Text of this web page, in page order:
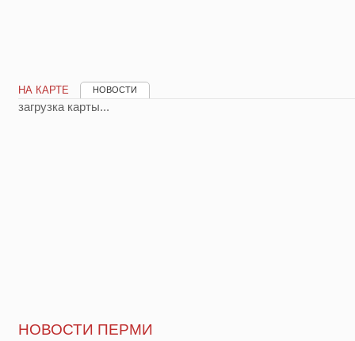
НА КАРТЕ НОВОСТИ
загрузка карты...
НОВОСТИ ПЕРМИ